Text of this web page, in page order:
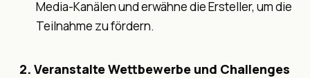
Media-Kanälen und erwähne die Ersteller, um die
Teilnahme zu fördern.
2. Veranstalte Wettbewerbe und Challenges